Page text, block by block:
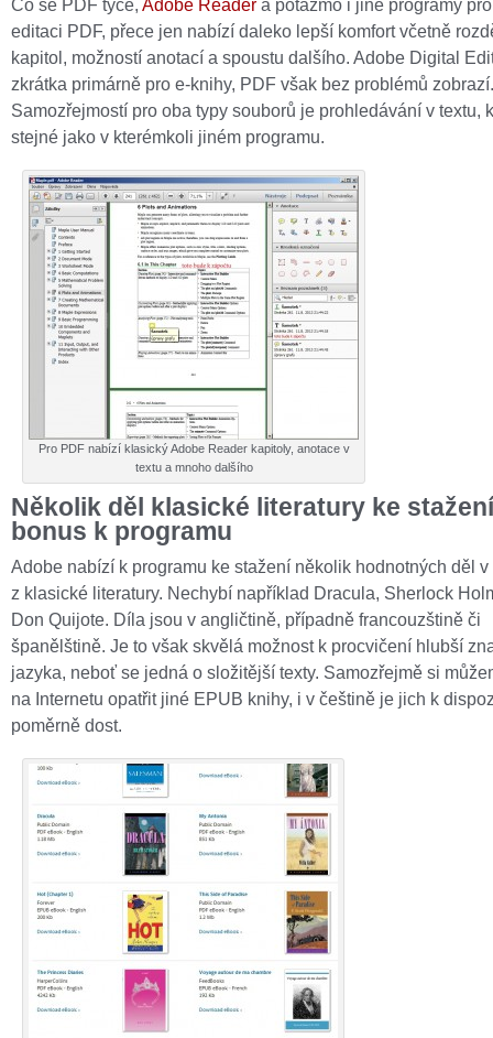
Co se PDF týče, Adobe Reader a potažmo i jiné programy
editaci PDF, přece jen nabízí daleko lepší komfort včetně
kapitol, možností anotací a spoustu dalšího. Adobe Digital
zkrátka primárně pro e-knihy, PDF však bez problémů zobrazí.
Samozřejmostí pro oba typy souborů je prohledávání v textu,
stejné jako v kterémkoli jiném programu.
Pro PDF nabízí klasický Adobe Reader kapitoly, anotace v
textu a mnoho dalšího
Několik děl klasické literatury ke
bonus k programu
Adobe nabízí k programu ke stažení několik hodnotných děl
z klasické literatury. Nechybí například Dracula, Sherlock
Don Quijote. Díla jsou v angličtině, případně francouzštině či
španělštině. Je to však skvělá možnost k procvičení hlubší
jazyka, neboť se jedná o složitější texty. Samozřejmě si
na Internetu opatřit jiné EPUB knihy, i v češtině je jich k
poměrně dost.